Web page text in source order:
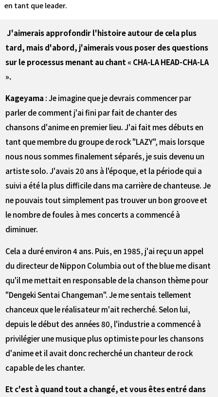
en tant que leader.
―― J'aimerais approfondir l'histoire autour de cela plus
tard, mais d'abord, j'aimerais vous poser des questions
sur le processus menant au chant « CHA-LA HEAD-CHA-LA
».
Kageyama : Je imagine que je devrais commencer par
parler de comment j'ai fini par fait de chanter des
chansons d'anime en premier lieu. J'ai fait mes débuts en
tant que membre du groupe de rock "LAZY", mais lorsque
nous nous sommes finalement séparés, je suis devenu un
artiste solo. J'avais 20 ans à l'époque, et la période qui a
suivi a été la plus difficile dans ma carrière de chanteuse. Je
ne pouvais tout simplement pas trouver un bon groove et
le nombre de foules à mes concerts a commencé à
diminuer.
Cela a duré environ 4 ans. Puis, en 1985, j'ai reçu un appel
du directeur de Nippon Columbia out of the blue me disant
qu'il me mettait en responsable de la chanson thème pour
"Dengeki Sentai Changeman". Je me sentais tellement
chanceux que le réalisateur m'ait recherché. Selon lui,
depuis le début des années 80, l'industrie a commencé à
privilégier une musique plus optimiste pour les chansons
d'anime et il avait donc recherché un chanteur de rock
capable de les chanter.
――Et c'est à quand tout a changé, et vous êtes entré dans